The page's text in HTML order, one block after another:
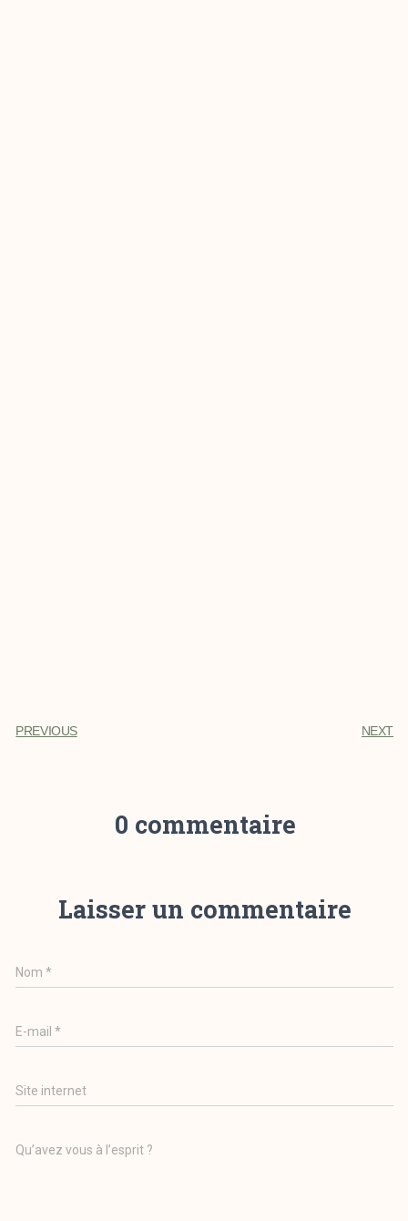
PREVIOUS NEXT
0 commentaire
Laisser un commentaire
Nom*
E-mail*
Site internet
Qu’avez vous à l’esprit ?